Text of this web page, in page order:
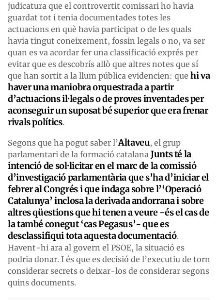
judicatura que el controvertit comissari ho havia
guardat tot i tenia documentades totes les
actuacions en què havia participat o de les quals
havia tingut coneixement, fossin legals o no, va ser
quan es va acordar fer una classificació exprés per
evitar que es descobrís allò que altres notes que sí
que han sortit a la llum pública evidencien: que hi va
haver una maniobra orquestrada a partir
d’actuacions il·legals o de proves inventades per
aconseguir un suposat bé superior que era frenar
rivals polítics.
Segons que ha pogut saber l’Altaveu, el grup
parlamentari de la formació catalana Junts té la
intenció de sol·licitar en el marc de la comissió
d’investigació parlamentària que s’ha d’iniciar el
febrer al Congrés i que indaga sobre l’‘Operació
Catalunya’ inclosa la derivada andorrana i sobre
altres qüestions que hi tenen a veure -és el cas de
la també conegut ‘cas Pegasus’- que es
desclassifiqui tota aquesta documentació.
Havent-hi ara al govern el PSOE, la situació es
podria donar. I és que es decisió de l’executiu de torn
considerar secrets o deixar-los de considerar segons
quins documents.